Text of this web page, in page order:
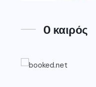
O καιρός